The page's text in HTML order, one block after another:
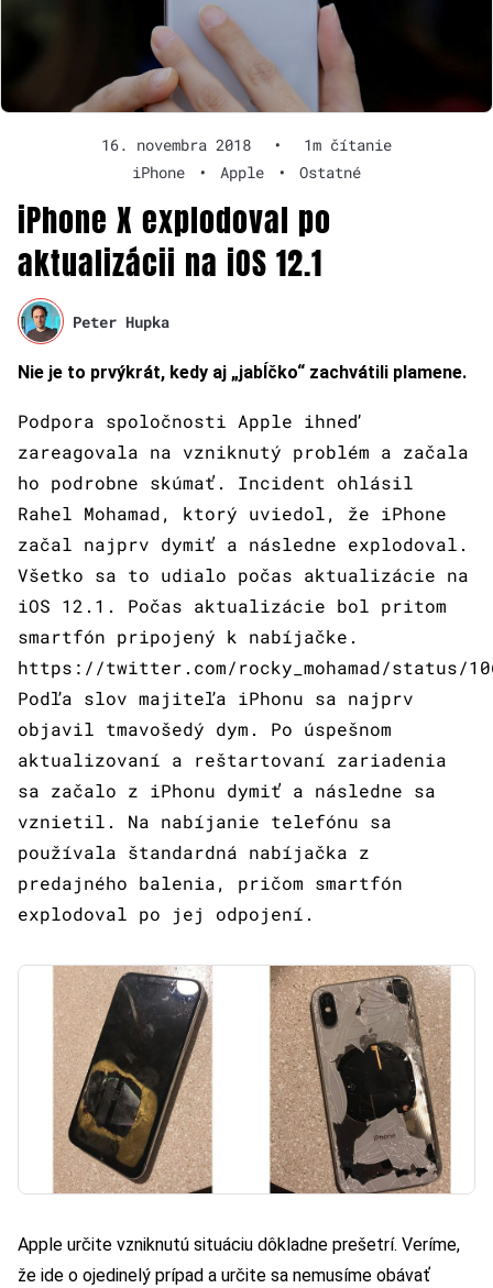
16. novembra 2018 •
1m čítanie
iPhone
• Apple • Ostatné
iPhone X explodoval po
aktualizácii na iOS 12.1
Peter Hupka
Nie je to prvýkrát, kedy aj „jabĺčko“ zachvátili plamene.
Podpora spoločnosti Apple ihneď
zareagovala na vzniknutý problém a začala
ho podrobne skúmať. Incident ohlásil
Rahel Mohamad, ktorý uviedol, že iPhone
začal najprv dymiť a následne explodoval.
Všetko sa to udialo počas aktualizácie na
iOS 12.1. Počas aktualizácie bol pritom
smartfón pripojený k nabíjačke.
https://twitter.com/rocky_mohamad/status/
Podľa slov majiteľa iPhonu sa najprv
objavil tmavošedý dym. Po úspešnom
aktualizovaní a reštartovaní zariadenia
sa začalo z iPhonu dymiť a následne sa
vznietil. Na nabíjanie telefónu sa
používala štandardná nabíjačka z
predajného balenia, pričom smartfón
explodoval po jej odpojení.
Apple určite vzniknutú situáciu dôkladne prešetrí. Veríme,
že ide o ojedinelý prípad a určite sa nemusíme obávať